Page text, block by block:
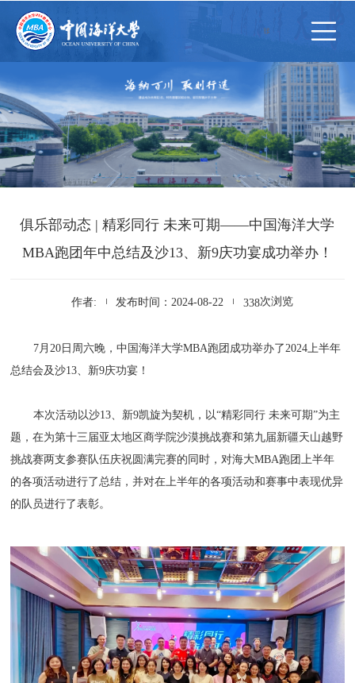
俱乐部动态 | 精彩同行 未来可期——中国海洋大学
MBA跑团年中总结及沙13、新9庆功宴成功举办！
作者: 发布时间：2024-08-22 338次浏览
7月20日周六晚，中国海洋大学MBA跑团成功举办了2024上半年
总结会及沙13、新9庆功宴！
本次活动以沙13、新9凯旋为契机，以“精彩同行 未来可期”为主
题，在为第十三届亚太地区商学院沙漠挑战赛和第九届新疆天山越野
挑战赛两支参赛队伍庆祝圆满完赛的同时，对海大MBA跑团上半年
的各项活动进行了总结，并对在上半年的各项活动和赛事中表现优异
的队员进行了表彰。